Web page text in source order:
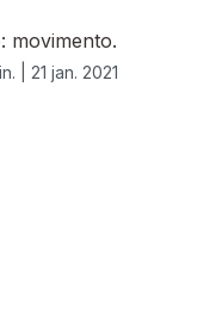
movimento.
| 21 jan. 2021